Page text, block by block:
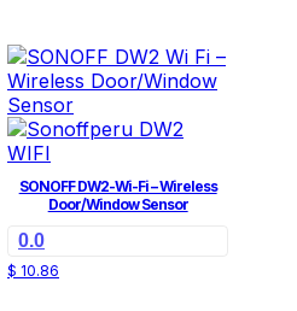
SONOFF DW2-Wi-Fi – Wireless
Door/Window Sensor
0.0
$ 10.86